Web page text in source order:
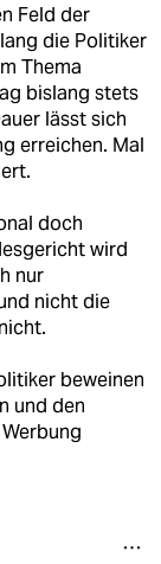
Feld der
die Politiker
Thema
bislang stets
lässt sich
erreichen. Mal
doch
wird
nur
nicht die
beweinen
und den